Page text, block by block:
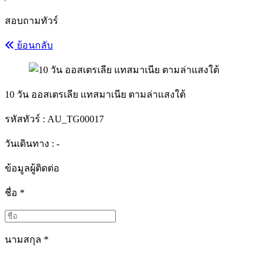
สอบถามทัวร์
ย้อนกลับ
10 วัน ออสเตรเลีย แทสมาเนีย ตามล่าแสงใต้
รหัสทัวร์ : AU_TG00017
วันเดินทาง : -
ข้อมูลผู้ติดต่อ
ชื่อ *
นามสกุล *